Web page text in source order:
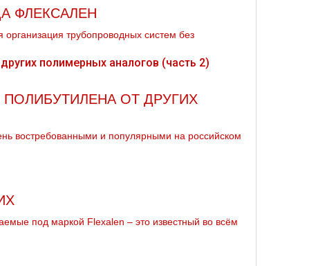
ФЛЕКСАЛЕН
организация трубопроводных систем без
ПОЛИБУТИЛЕНА ОТ ДРУГИХ
востребованными и популярными на российском
под маркой Flexalen – это известный во всём